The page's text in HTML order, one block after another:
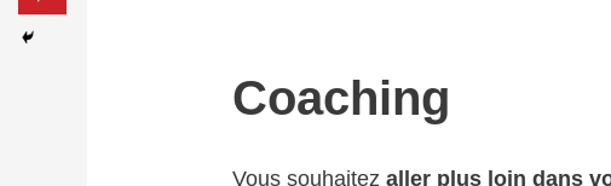
Coaching
Vous souhaitezaller plus loin dans